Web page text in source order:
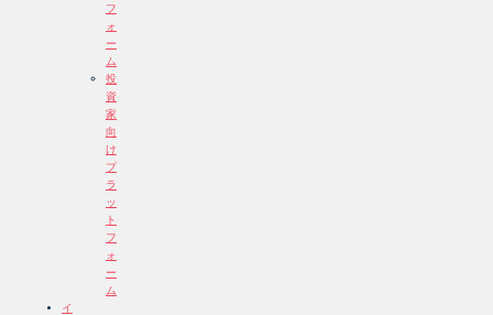
フ
ォ
ー
ム
投
資
家
向
け
プ
ラ
ッ
ト
フ
ォ
ー
ム
イ